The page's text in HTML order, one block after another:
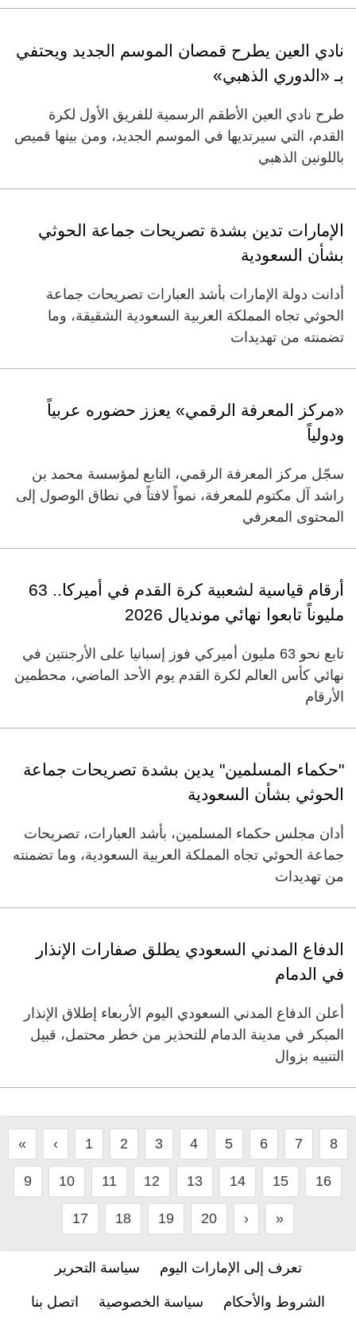
نادي العين يطرح قمصان الموسم الجديد ويحتفي
بـ «الدوري الذهبي»
طرح نادي العين الأطقم الرسمية للفريق الأول لكرة
القدم، التي سيرتديها في الموسم الجديد، ومن بينها قميص
باللونين الذهبي
الإمارات تدين بشدة تصريحات جماعة الحوثي
بشأن السعودية
أدانت دولة الإمارات بأشد العبارات تصريحات جماعة
الحوثي تجاه المملكة العربية السعودية الشقيقة، وما
تضمنته من تهديدات
«مركز المعرفة الرقمي» يعزز حضوره عربياً
ودولياً
سجّل مركز المعرفة الرقمي، التابع لمؤسسة محمد بن
راشد آل مكتوم للمعرفة، نمواً لافتاً في نطاق الوصول إلى
المحتوى المعرفي
أرقام قياسية لشعبية كرة القدم في أميركا.. 63
مليوناً تابعوا نهائي مونديال 2026
تابع نحو 63 مليون أميركي فوز إسبانيا على الأرجنتين في
نهائي كأس العالم لكرة ​القدم يوم الأحد الماضي، محطمين
الأرقام
"حكماء المسلمين" يدين بشدة تصريحات جماعة
الحوثي بشأن السعودية
أدان مجلس حكماء المسلمين، بأشد العبارات، تصريحات
جماعة الحوثي تجاه المملكة العربية السعودية، وما تضمنته
من تهديدات
الدفاع المدني السعودي يطلق صفارات الإنذار
في الدمام
أعلن الدفاع المدني السعودي اليوم الأربعاء إطلاق الإنذار
المبكر في مدينة الدمام للتحذير من خطر محتمل، قبيل
التنبيه بزوال
« ‹ 1 2 3 4 5 6 7 8
9 10 11 12 13 14 15 16
17 18 19 20 › »
تعرف إلى الإمارات اليوم سياسة التحرير
الشروط والأحكام سياسة الخصوصية اتصل بنا